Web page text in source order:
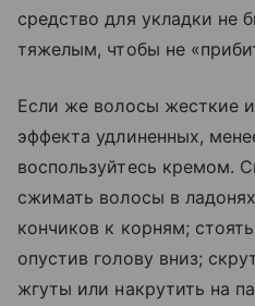
средство для укладки не
тяжелым, чтобы не
Если же волосы жесткие
эффекта удлиненных,
воспользуйтесь кремом.
сжимать волосы в
кончиков к корням;
опустив голову вниз;
жгуты или накрутить на